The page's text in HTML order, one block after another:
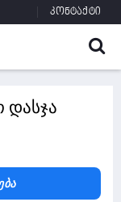
კონტაქტი
დასჯა